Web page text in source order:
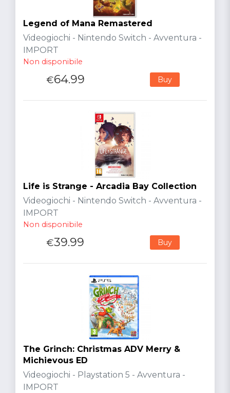
Legend of Mana Remastered
Videogiochi - Nintendo Switch - Avventura -
IMPORT
Non disponibile
€64.99 Buy
Life is Strange - Arcadia Bay Collection
Videogiochi - Nintendo Switch - Avventura -
IMPORT
Non disponibile
€39.99 Buy
The Grinch: Christmas ADV Merry &
Michievous ED
Videogiochi - Playstation 5 - Avventura -
IMPORT